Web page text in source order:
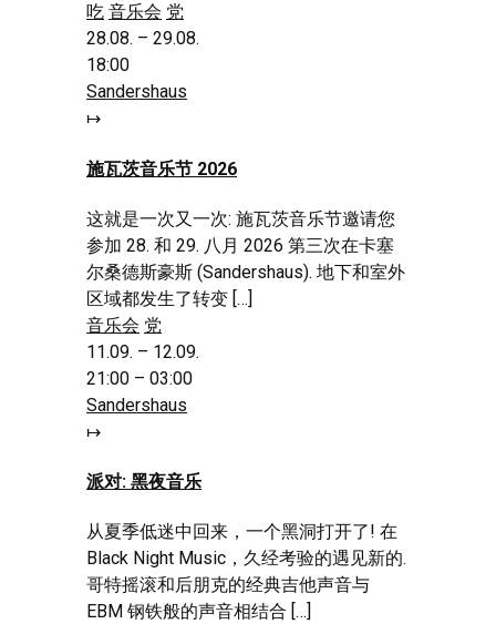
吃 音乐会 党
28.08. – 29.08.
18:00
Sandershaus
↦
施瓦茨音乐节 2026
这就是一次又一次: 施瓦茨音乐节邀请您
参加 28. 和 29. 八月 2026 第三次在卡塞
尔桑德斯豪斯 (Sandershaus). 地下和室外
区域都发生了转变 […]
音乐会 党
11.09. – 12.09.
21:00 – 03:00
Sandershaus
↦
派对: 黑夜音乐
从夏季低迷中回来，一个黑洞打开了! 在
Black Night Music，久经考验的遇见新的.
哥特摇滚和后朋克的经典吉他声音与
EBM 钢铁般的声音相结合 […]